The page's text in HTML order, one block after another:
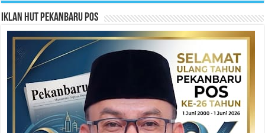
Iklan HUT Pekanbaru Pos